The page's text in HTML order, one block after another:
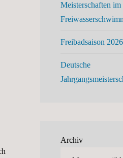
Meisterschaften im
Freibadsaison 2026
Deutsche
Archiv